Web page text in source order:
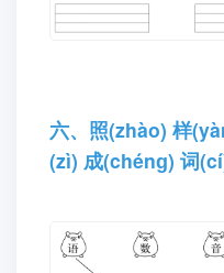
六、照(zhào) 样
(zì) 成(chénɡ) 词